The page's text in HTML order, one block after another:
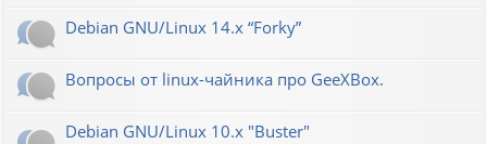
Debian GNU/Linux 14.x “Forky”
Вопросы от linux-чайника про GeeXBox.
Debian GNU/Linux 10.x "Buster"